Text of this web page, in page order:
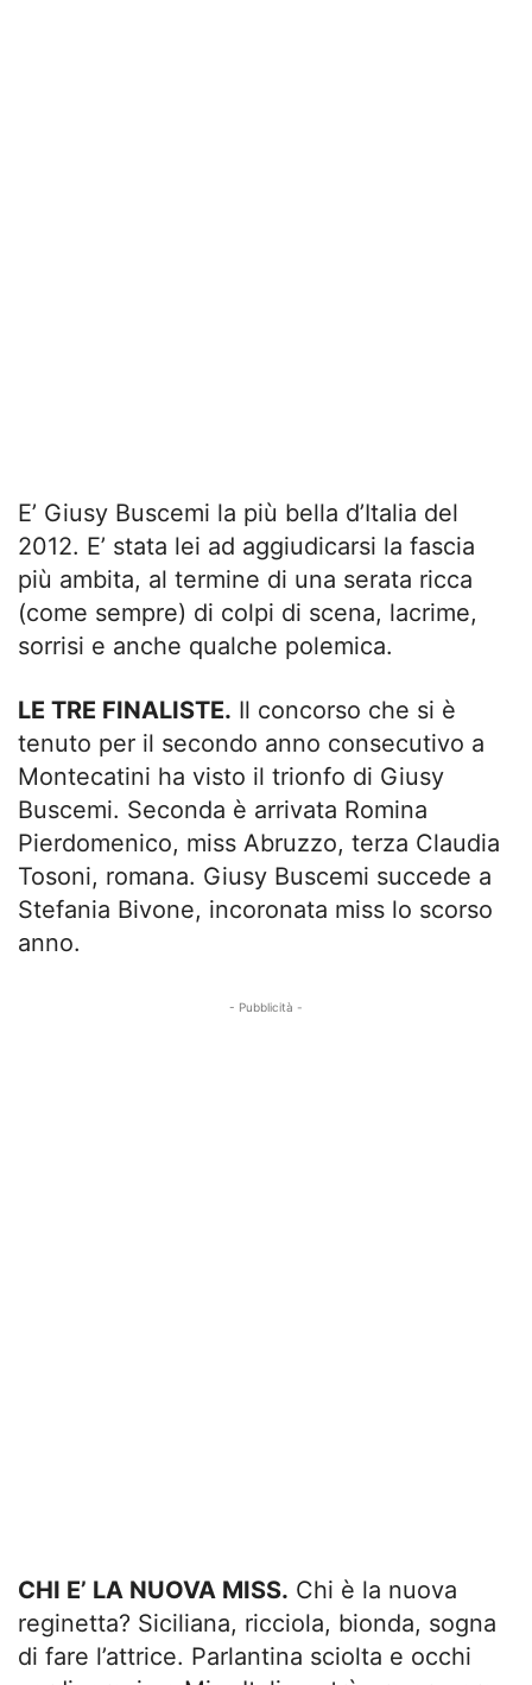
E’ Giusy Buscemi la più bella d’Italia del
2012. E’ stata lei ad aggiudicarsi la fascia
più ambita, al termine di una serata ricca
(come sempre) di colpi di scena, lacrime,
sorrisi e anche qualche polemica.
LE TRE FINALISTE. Il concorso che si è
tenuto per il secondo anno consecutivo a
Montecatini ha visto il trionfo di Giusy
Buscemi. Seconda è arrivata Romina
Pierdomenico, miss Abruzzo, terza Claudia
Tosoni, romana. Giusy Buscemi succede a
Stefania Bivone, incoronata miss lo scorso
anno.
- Pubblicità -
CHI E’ LA NUOVA MISS. Chi è la nuova
reginetta? Siciliana, ricciola, bionda, sogna
di fare l’attrice. Parlantina sciolta e occhi